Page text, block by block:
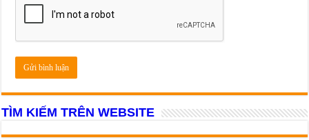
TÌM KIẾM TRÊN WEBSITE